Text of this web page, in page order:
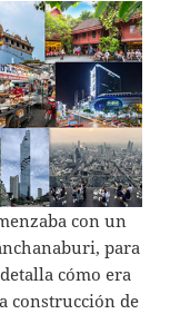
con un
para
cómo era
construcción de